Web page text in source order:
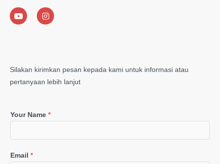
Y
o
u
I
n
s
m
Silakan kirimkan pesan kepada kami untuk informasi atau
pertanyaan lebih lanjut
Your Name *
Email *